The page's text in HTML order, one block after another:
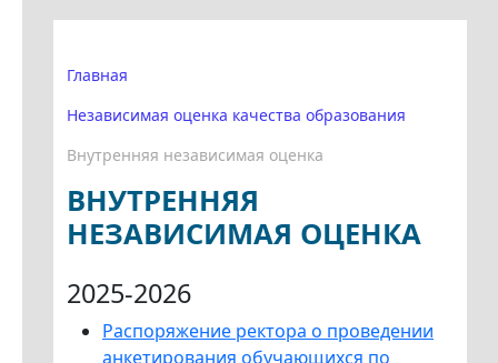
Главная
Независимая оценка качества образования
Внутренняя независимая оценка
ВНУТРЕННЯЯ
НЕЗАВИСИМАЯ ОЦЕНКА
2025-2026
Распоряжение ректора о проведении
анкетирования обучающихся по